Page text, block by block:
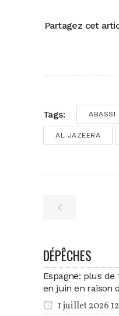
Partagez cet
Tags: ABASSI
AL JAZEERA
DÉPÊCHES
Espagne: plus de
en juin en raison
1 juillet 2026